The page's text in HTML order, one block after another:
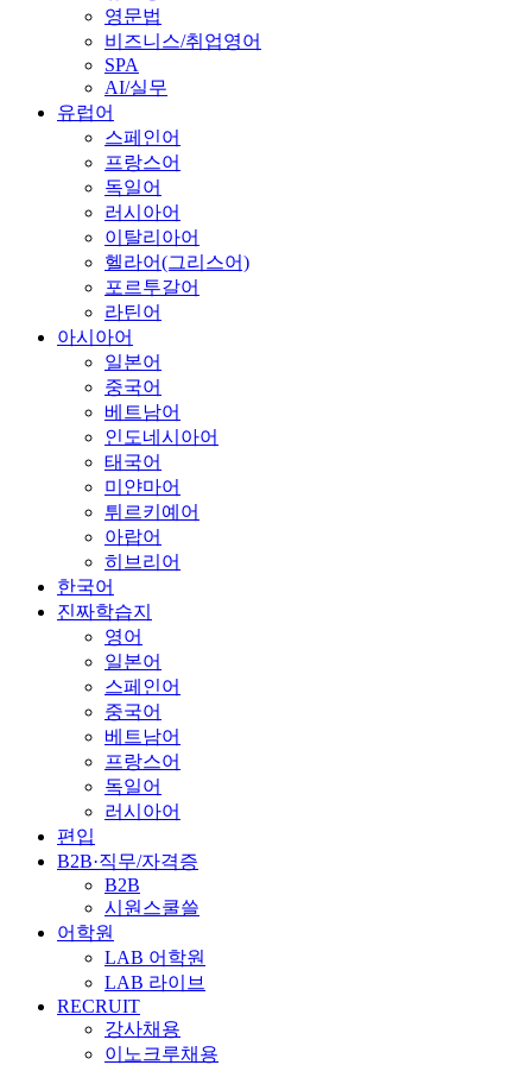
영문법
비즈니스/취업영어
SPA
AI/실무
유럽어
스페인어
프랑스어
독일어
러시아어
이탈리아어
헬라어(그리스어)
포르투갈어
라틴어
아시아어
일본어
중국어
베트남어
인도네시아어
태국어
미얀마어
튀르키예어
아랍어
히브리어
한국어
진짜학습지
영어
일본어
스페인어
중국어
베트남어
프랑스어
독일어
러시아어
편입
B2B·직무/자격증
B2B
시원스쿨쓸
어학원
LAB 어학원
LAB 라이브
RECRUIT
강사채용
이노크루채용